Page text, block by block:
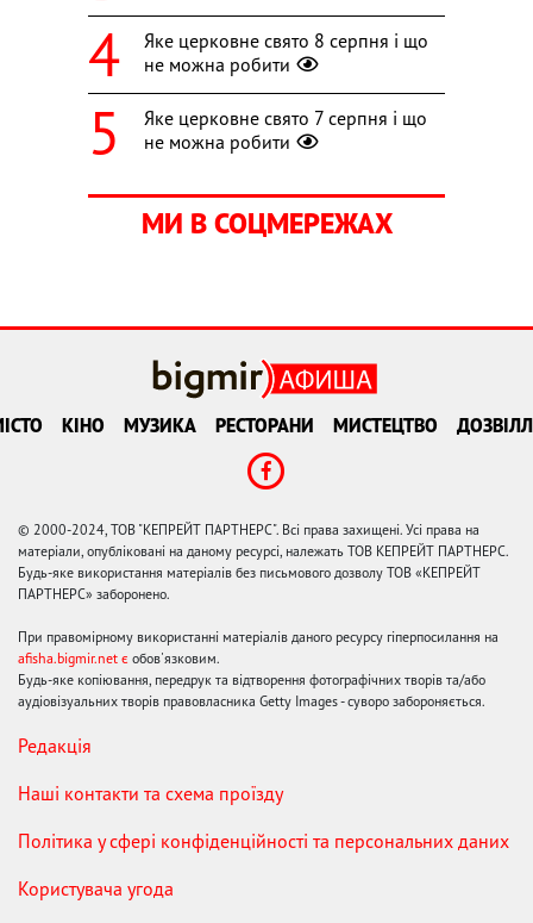
Яке церковне свято 8 серпня і що
не можна робити
Яке церковне свято 7 серпня і що
не можна робити
МИ В СОЦМЕРЕЖАХ
КІНО МУЗИКА РЕСТОРАНИ МИСТЕЦТВО
© 2000-2024, ТОВ "КЕПРЕЙТ ПАРТНЕРС". Всі права захищені. Усі права на
матеріали, опубліковані на даному ресурсі, належать ТОВ КЕПРЕЙТ ПАРТНЕРС.
Будь-яке використання матеріалів без письмового дозволу ТОВ «КЕПРЕЙТ
ПАРТНЕРС» заборонено.
При правомірному використанні матеріалів даного ресурсу гіперпосилання на
afisha.bigmir.net є обов'язковим.
Будь-яке копіювання, передрук та відтворення фотографічних творів та/або
аудіовізуальних творів правовласника Getty Images - суворо забороняється.
Редакція
Наші контакти та схема проїзду
Політика у сфері конфіденційності та персональних даних
Користувача угода